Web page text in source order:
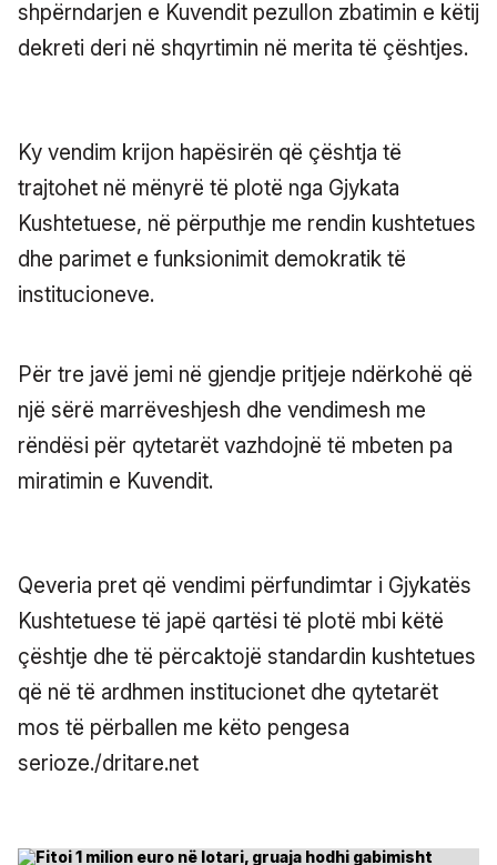
shpërndarjen e Kuvendit pezullon zbatimin e këtij
dekreti deri në shqyrtimin në merita të çështjes.
Ky vendim krijon hapësirën që çështja të
trajtohet në mënyrë të plotë nga Gjykata
Kushtetuese, në përputhje me rendin kushtetues
dhe parimet e funksionimit demokratik të
institucioneve.
Për tre javë jemi në gjendje pritjeje ndërkohë që
një sërë marrëveshjesh dhe vendimesh me
rëndësi për qytetarët vazhdojnë të mbeten pa
miratimin e Kuvendit.
Qeveria pret që vendimi përfundimtar i Gjykatës
Kushtetuese të japë qartësi të plotë mbi këtë
çështje dhe të përcaktojë standardin kushtetues
që në të ardhmen institucionet dhe qytetarët
mos të përballen me këto pengesa
serioze./dritare.net